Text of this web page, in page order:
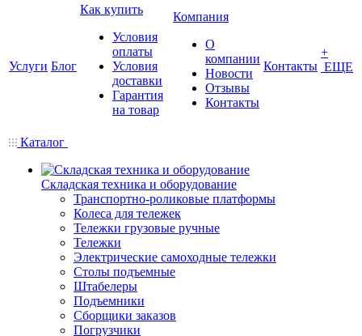
Услуги Блог
Как купить
Условия
оплаты
Условия
доставки
Гарантия
на товар
Компания
О
компании
Новости
Отзывы
Контакты
Контакты
+
ЕЩЕ
Каталог
Складская техника и оборудование
Транспортно-роликовые платформы
Колеса для тележек
Тележки грузовые ручные
Тележки
Электрические самоходные тележки
Столы подъемные
Штабелеры
Подъемники
Сборщики заказов
Погрузчики